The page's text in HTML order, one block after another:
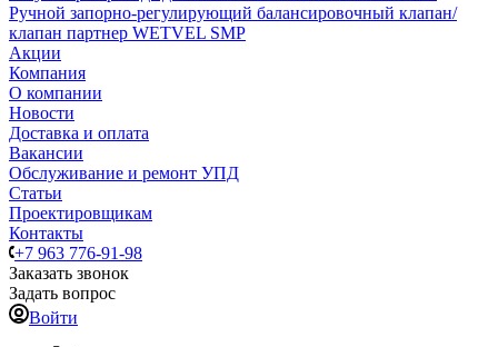
Ручной запорно-регулирующий балансировочный клапан/
клапан партнер WETVEL SMP
Акции
Компания
О компании
Новости
Доставка и оплата
Вакансии
Обслуживание и ремонт УПД
Статьи
Проектировщикам
Контакты
+7 963 776-91-98
Заказать звонок
Задать вопрос
Войти